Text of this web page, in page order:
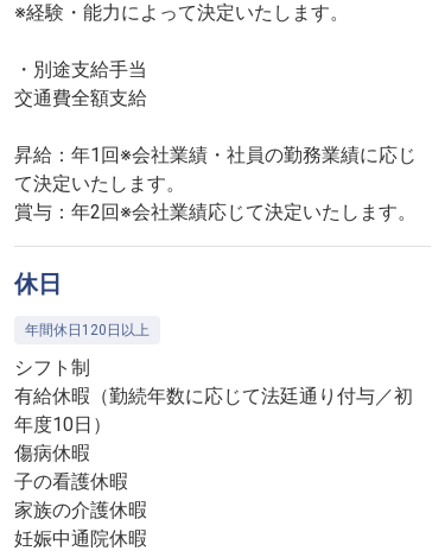
※経験・能力によって決定いたします。
・別途支給手当
交通費全額支給
昇給：年1回※会社業績・社員の勤務業績に応じ
て決定いたします。
賞与：年2回※会社業績応じて決定いたします。
休日
年間休日120日以上
シフト制
有給休暇（勤続年数に応じて法廷通り付与／初
年度10日）
傷病休暇
子の看護休暇
家族の介護休暇
妊娠中通院休暇